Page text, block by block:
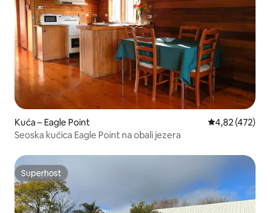
Kuća – Eagle Point Prosječna
4,82 (472)
Seoska kućica Eagle Point na obali jezera
Superhost
Superhost